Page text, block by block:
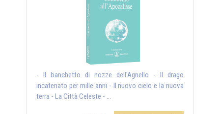
- Il banchetto di nozze dell'Agnello - Il drago
incatenato per mille anni - Il nuovo cielo e la nuova
terra - La Città Celeste - ...